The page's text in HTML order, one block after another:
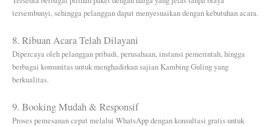
tersembunyi, sehingga pelanggan dapat menyesuaikan dengan kebutuhan acara.
8. Ribuan Acara Telah Dilayani
Dipercaya oleh pelanggan pribadi, perusahaan, instansi pemerintah, hingga
berbagai komunitas untuk menghadirkan sajian Kambing Guling yang
berkualitas.
9. Booking Mudah & Responsif
Proses pemesanan cepat melalui WhatsApp dengan konsultasi gratis untuk